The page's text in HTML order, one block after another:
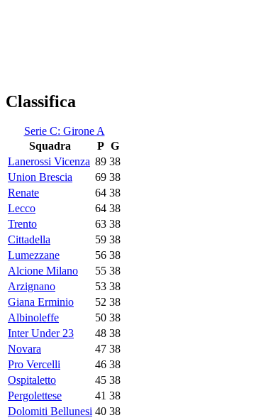
Classifica
Serie C: Girone A
Squadra
P G
Lanerossi Vicenza 89 38
Union Brescia
69 38
Renate
64 38
Lecco
64 38
Trento
63 38
Cittadella
59 38
Lumezzane
56 38
Alcione Milano
55 38
Arzignano
53 38
Giana Erminio
52 38
Albinoleffe
50 38
Inter Under 23
48 38
Novara
47 38
Pro Vercelli
46 38
Ospitaletto
45 38
Pergolettese
41 38
Dolomiti Bellunesi 40 38